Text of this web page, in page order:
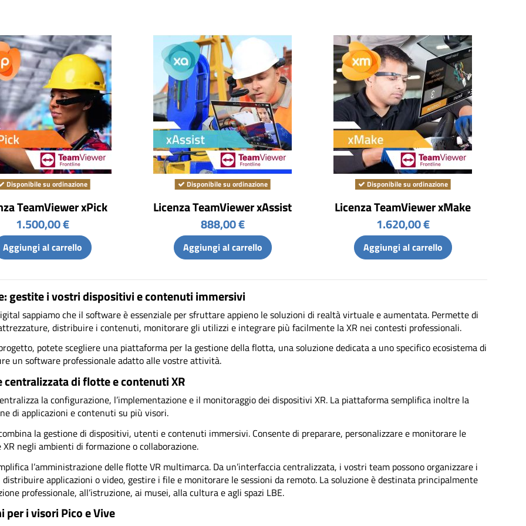
Disponibile su ordinazione
TeamViewer xPick
1.500,00 €
Aggiungi al carrello
Disponibile su ordinazione
Licenza TeamViewer xAssist
888,00 €
Aggiungi al carrello
Disponibile su ordinazione
Licenza TeamViewer xMake
1.620,00 €
Aggiungi al carrello
gestite i vostri dispositivi e contenuti immersivi
sappiamo che il software è essenziale per sfruttare appieno le soluzioni di realtà virtuale e aumentata. Permette di
distribuire i contenuti, monitorare gli utilizzi e integrare più facilmente la XR nei contesti professionali.
potete scegliere una piattaforma per la gestione della flotta, una soluzione dedicata a uno specifico ecosistema di
un software professionale adatto alle vostre attività.
centralizzata di flotte e contenuti XR
la configurazione, l’implementazione e il monitoraggio dei dispositivi XR. La piattaforma semplifica inoltre la
di applicazioni e contenuti su più visori.
la gestione di dispositivi, utenti e contenuti immersivi. Consente di preparare, personalizzare e monitorare le
XR negli ambienti di formazione o collaborazione.
l’amministrazione delle flotte VR multimarca. Da un’interfaccia centralizzata, i vostri team possono organizzare i
applicazioni o video, gestire i file e monitorare le sessioni da remoto. La soluzione è destinata principalmente
professionale, all’istruzione, ai musei, alla cultura e agli spazi LBE.
per i visori Pico e Vive